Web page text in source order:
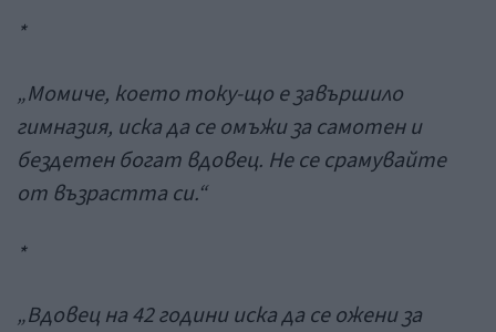
*
„Момиче, което току-що е завършило
гимназия, иска да се омъжи за самотен и
бездетенбогат вдовец. Не се срамувайте
от възрастта си.“
*
„Вдовецна42 години иска да се ожени за